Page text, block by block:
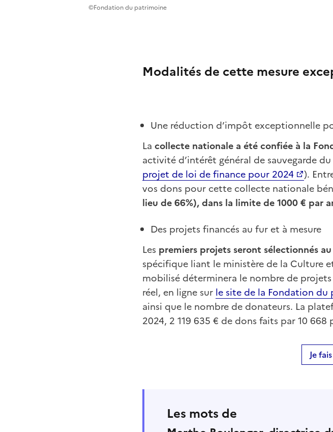
©Fondation du patrimoine
Modalités de cette mesure
Une réduction d’impôt exceptionnelle
La collecte nationale a été confiée à la
activité d’intérêt général de sauvegarde
projet de loi de finance pour 2024
).
vos dons pour cette collecte nationale
lieu de 66%), dans la limite de 1000 € par
Des projets financés au fur et à mesure
Les premiers projets seront sélectionnés
spécifique liant le ministère de la Culture
mobilisé déterminera le nombre de
réel, en ligne sur le site de la Fondation
ainsi que le nombre de donateurs. La
2024, 2 119 635 € de dons faits par 10 668
Je
Les mots de